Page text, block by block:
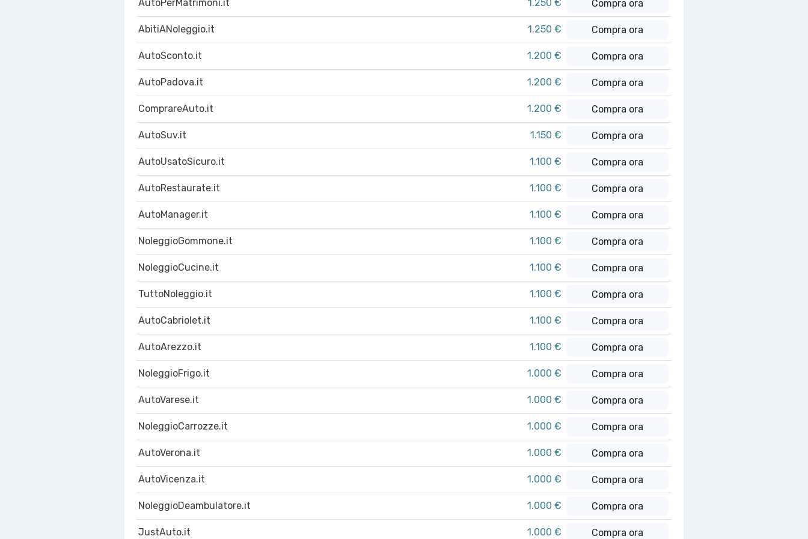
AutoPerMatrimoni.it 1.250 € Compra ora
AbitiANoleggio.it 1.250 € Compra ora
AutoSconto.it 1.200 € Compra ora
AutoPadova.it 1.200 € Compra ora
ComprareAuto.it 1.200 € Compra ora
AutoSuv.it 1.150 € Compra ora
AutoUsatoSicuro.it 1.100 € Compra ora
AutoRestaurate.it 1.100 € Compra ora
AutoManager.it 1.100 € Compra ora
NoleggioGommone.it 1.100 € Compra ora
NoleggioCucine.it 1.100 € Compra ora
TuttoNoleggio.it 1.100 € Compra ora
AutoCabriolet.it 1.100 € Compra ora
AutoArezzo.it 1.100 € Compra ora
NoleggioFrigo.it 1.000 € Compra ora
AutoVarese.it 1.000 € Compra ora
NoleggioCarrozze.it 1.000 € Compra ora
AutoVerona.it 1.000 € Compra ora
AutoVicenza.it 1.000 € Compra ora
NoleggioDeambulatore.it 1.000 € Compra ora
JustAuto.it 1.000 € Compra ora